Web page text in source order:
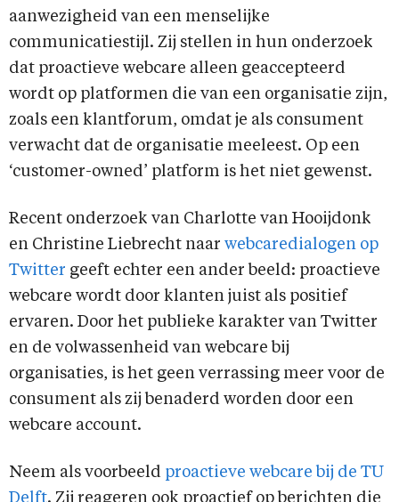
aanwezigheid van een menselijke
communicatiestijl. Zij stellen in hun onderzoek
dat proactieve webcare alleen geaccepteerd
wordt op platformen die van een organisatie zijn,
zoals een klantforum, omdat je als consument
verwacht dat de organisatie meeleest. Op een
‘customer-owned’ platform is het niet gewenst.
Recent onderzoek van Charlotte van Hooijdonk
en Christine Liebrecht naar webcaredialogen op
Twitter geeft echter een ander beeld: proactieve
webcare wordt door klanten juist als positief
ervaren. Door het publieke karakter van Twitter
en de volwassenheid van webcare bij
organisaties, is het geen verrassing meer voor de
consument als zij benaderd worden door een
webcare account.
Neem als voorbeeld proactieve webcare bij de TU
Delft. Zij reageren ook proactief op berichten die